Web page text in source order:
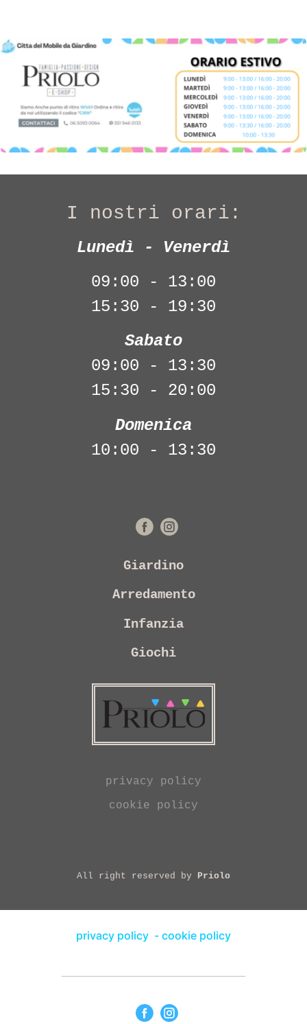
I nostri orari:
Lunedì - Venerdì
09:00 - 13:00
15:30 - 19:30
Sabato
09:00 - 13:30
15:30 - 20:00
Domenica
10:00 - 13:30
Giardino
Arredamento
Infanzia
Giochi
privacy policy
cookie policy
All right reserved by Priolo
privacy policy - cookie policy